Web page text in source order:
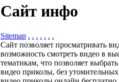
Сайт инфо
Sitemap . . . . . . .
Сайт позволяет просматривать
возможность смотреть видео в
тематикам, что позволяет
видео приколы, без